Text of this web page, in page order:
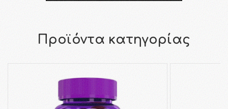
Προϊόντα κατηγορίας